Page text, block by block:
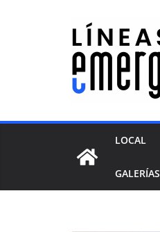
LOCAL
GALERÍAS